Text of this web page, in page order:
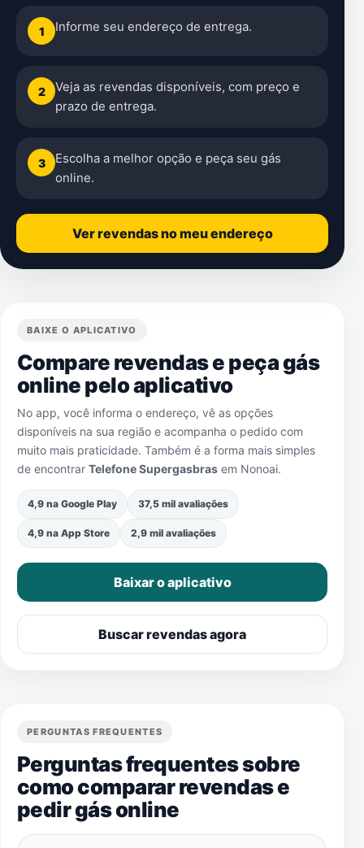
1 Informe seu endereço de entrega.
2
Veja as revendas disponíveis, com preço e
prazo de entrega.
3
Escolha a melhor opção e peça seu gás
online.
Ver revendas no meu endereço
BAIXE O APLICATIVO
Compare revendas e peça gás
online pelo aplicativo
No app, você informa o endereço, vê as opções
disponíveis na sua região e acompanha o pedido com
muito mais praticidade. Também é a forma mais simples
de encontrar Telefone Supergasbras em Nonoai.
4,9 na Google Play 37,5 mil avaliações
4,9 na App Store 2,9 mil avaliações
Baixar o aplicativo
Buscar revendas agora
PERGUNTAS FREQUENTES
Perguntas frequentes sobre
como comparar revendas e
pedir gás online